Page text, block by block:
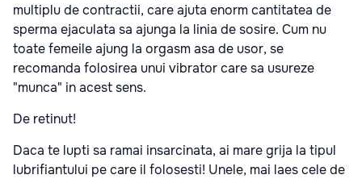
multiplu de contractii, care ajuta enorm cantitatea de
sperma ejaculata sa ajunga la linia de sosire. Cum nu
toate femeile ajung la orgasm asa de usor, se
recomanda folosirea unui vibrator care sa usureze
"munca" in acest sens.
De retinut!
Daca te lupti sa ramai insarcinata, ai mare grija la tipul
lubrifiantului pe care il folosesti! Unele, mai laes cele de